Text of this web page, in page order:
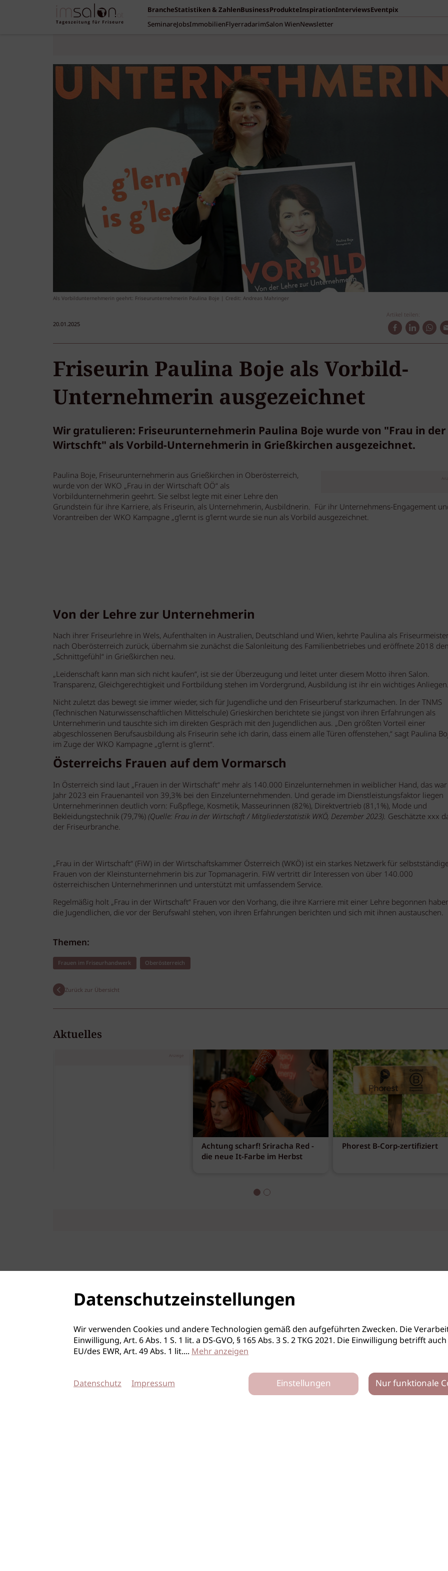
BrancheStatistiken & ZahlenBusinessProdukteInspirationInterviewsEventpix
SeminareJobsImmobilienFlyerradarimSalon WienNewsletter
Als Vorbildunternehmerin geehrt: Friseurunternehmerin Paulina Boje | Credit: Andreas Mahringer
20.01.2025
Artikel teilen:
Friseurin Paulina Boje als Vorbild-
Unternehmerin ausgezeichnet
Wir gratulieren: Friseurunternehmerin Paulina Boje wurde von "Frau in der
Wirtschft" als Vorbild-Unternehmerin in Grießkirchen ausgezeichnet.
Paulina Boje, Friseurunternehmerin aus Grießkirchen in Oberösterreich,
wurde von der WKO „Frau in der Wirtschaft OÖ“ als
Vorbildunternehmerin geehrt. Sie selbst legte mit einer Lehre den
Grundstein für ihre Karriere, als Friseurin, als Unternehmerin, Ausbildnerin. Für ihr Unternehmens-Engagement
Vorantreiben der WKO Kampagne „g’lernt is g’lernt wurde sie nun als Vorbild ausgezeichnet.
Von der Lehre zur Unternehmerin
Nach ihrer Friseurlehre in Wels, Aufenthalten in Australien, Deutschland und Wien, kehrte Paulina als
nach Oberösterreich zurück, übernahm sie zunächst die Salonleitung des Familienbetriebes und eröffnete 2018
„Schnittgefühl“ in Grießkirchen neu.
„Leidenschaft kann man sich nicht kaufen“, ist sie der Überzeugung und leitet unter diesem Motto ihren Salon.
Transparenz, Gleichgerechtigkeit und Fortbildung stehen im Vordergrund, Ausbildung ist ihr ein wichtiges Anliegen.
Nicht zuletzt das bewegt sie immer wieder, sich für Jugendliche und den Friseurberuf starkzumachen. In der TNMS
(Technischen Naturwissenschaftlichen Mittelschule) Grieskirchen berichtete sie jüngst von ihren Erfahrungen als
Unternehmerin und tauschte sich im direkten Gespräch mit den Jugendlichen aus. „Den größten Vorteil einer
abgeschlossenen Berufsausbildung als Friseurin sehe ich darin, dass einem alle Türen offenstehen,“ sagt Paulina
im Zuge der WKO Kampagne „g’lernt is g’lernt“.
Österreichs Frauen auf dem Vormarsch
In Österreich sind laut „Frauen in der Wirtschaft“ mehr als 140.000 Einzelunternehmen in weiblicher Hand, das
Jahr 2023 ein Frauenanteil von 39,3% bei den Einzelunternehmenden. Und gerade im Dienstleistungsfaktor liegen
Unternehmerinnen deutlich vorn: Fußpflege, Kosmetik, Masseurinnen (82%), Direktvertrieb (81,1%), Mode und
Bekleidungstechnik (79,7%)(Quelle: Frau in der Wirtschaft / Mitgliederstatistik WKÖ, Dezember 2023). Geschätzte xxx
der Friseurbranche.
„Frau in der Wirtschaft“ (FiW) in der Wirtschaftskammer Österreich (WKÖ) ist ein starkes Netzwerk für
Frauen von der Kleinstunternehmerin bis zur Topmanagerin. FiW vertritt dir Interessen von über 140.000
österreichischen Unternehmerinnen und unterstützt mit umfassendem Service.
Regelmäßig holt „Frau in der Wirtschaft“ Frauen vor den Vorhang, die ihre Karriere mit einer Lehre begonnen
die Jugendlichen, die vor der Berufswahl stehen, von ihren Erfahrungen berichten und sich mit ihnen austauschen.
Themen:
Frauen im Friseurhandwerk Oberösterreich
Zurück zur Übersicht
Aktuelles
Anzeige
Achtung scharf! Sriracha Red -
die neue It-Farbe im Herbst
Phorest B-Corp-zertifiziert
Datenschutzeinstellungen
Wir verwenden Cookies und andere Technologien gemäß den aufgeführten Zwecken. Die
Einwilligung, Art. 6 Abs. 1 S. 1 lit. a DS-GVO, § 165 Abs. 3 S. 2 TKG 2021. Die Einwilligung betrifft
EU/des EWR, Art. 49 Abs. 1 lit.... Mehr anzeigen
Datenschutz Impressum Einstellungen Nur funktionale